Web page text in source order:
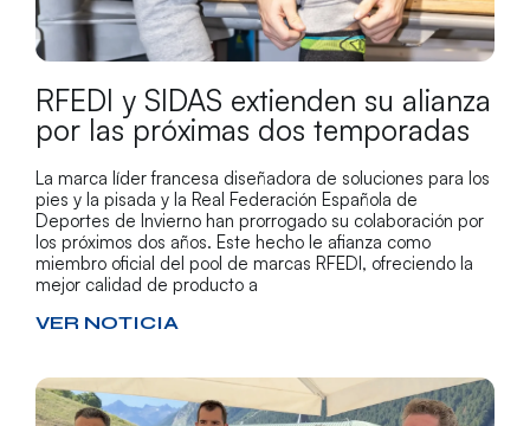
RFEDI y SIDAS extienden su alianza
por las próximas dos temporadas
La marca líder francesa diseñadora de soluciones para los
pies y la pisada y la Real Federación Española de
Deportes de Invierno han prorrogado su colaboración por
los próximos dos años. Este hecho le afianza como
miembro oficial del pool de marcas RFEDI, ofreciendo la
mejor calidad de producto a
VER NOTICIA